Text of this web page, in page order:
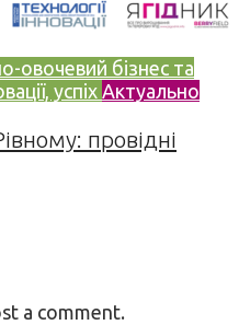
овочевий бізнес та
успіх Актуально
провідні
a comment.